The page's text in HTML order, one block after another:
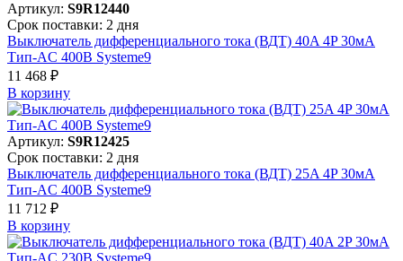
Артикул: S9R12440
Срок поставки: 2 дня
Выключатель дифференциального тока (ВДТ) 40A 4P 30мА
Тип-AC 400В Systeme9
11 468 ₽
В корзинy
Артикул: S9R12425
Срок поставки: 2 дня
Выключатель дифференциального тока (ВДТ) 25A 4P 30мА
Тип-AC 400В Systeme9
11 712 ₽
В корзинy